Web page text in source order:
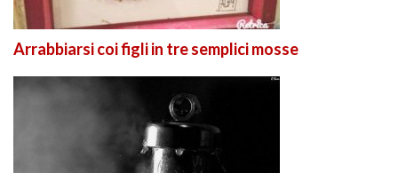
Arrabbiarsi coi figli in tre semplici mosse